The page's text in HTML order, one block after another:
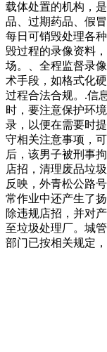
载体处置的机构，
品、过期药品、假
每日可销毁处理各
毁过程的录像资料
场。、全程监督录
术手段，如格式化
过程合法合规。.信
时，要注意保护环
录，以便在需要时
守相关注意事项，
后，该男子被刑事
店招，清理废品垃
反映，外青松公路
常作业中还产生了
除违规店招，并对
至垃圾处理厂。城
部门已按相关规定